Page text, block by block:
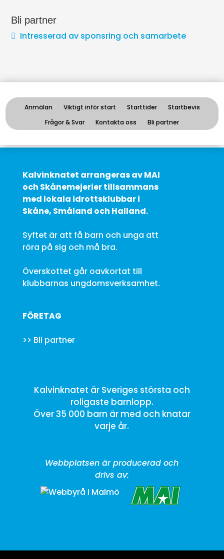
Bli partner
 Intresserad av sponsring och samarbete
Anmälan Viktigt inför start Starttider
Startbevis
Frågor & Svar
Kontakta oss Bli partner
Kalvinknatet arrangeras av MAI
och Skånemejerier tillsammans
med lokala idrottsklubbar i
Skåne, Småland och Halland.
Syftet är att få barn och unga att
röra på sig och må bra.
Överskottet går oavkortat till
klubbarnas ungdomsverksamhet.
FÖRETAG
>> Bli partner
Kalvinknatet är Sveriges största och
roligaste barnlopp.
Över 35 000 barn är med och knatar
varje år.
Webbplatsen är producerad och
drivs av: